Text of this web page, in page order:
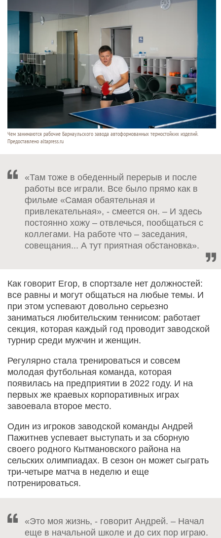
Чем занимаются рабочие Барнаульского завода автоформованных термостойких изделий.
Предоставлено altapress.ru
«Там тоже в обеденный перерыв и после
работы все играли. Все было прямо как в
фильме «Самая обаятельная и
привлекательная», - смеется он. – И здесь
постоянно хожу – отвлечься, пообщаться с
коллегами. На работе что – заседания,
совещания... А тут приятная обстановка».
Как говорит Егор, в спортзале нет должностей:
все равны и могут общаться на любые темы. И
при этом успевают довольно серьезно
заниматься любительским теннисом: работает
секция, которая каждый год проводит заводской
турнир среди мужчин и женщин.
Регулярно стала тренироваться и совсем
молодая футбольная команда, которая
появилась на предприятии в 2022 году. И на
первых же краевых корпоративных играх
завоевала второе место.
Один из игроков заводской команды Андрей
Пажитнев успевает выступать и за сборную
своего родного Кытмановского района на
сельских олимпиадах. В сезон он может сыграть
три-четыре матча в неделю и еще
потренироваться.
«Это моя жизнь, - говорит Андрей. – Начал
еще в начальной школе и до сих пор играю.